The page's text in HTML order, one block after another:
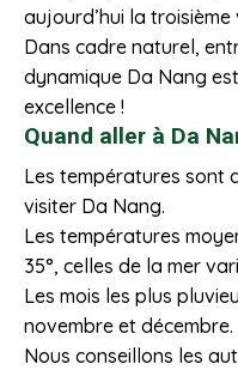
aujourd’hui la troisième
Dans cadre naturel,
dynamique Da Nang
excellence !
Quand aller à Da
Les températures sont
visiter Da Nang.
Les températures
35°, celles de la mer
Les mois les plus
novembre et décembre.
Nous conseillons les